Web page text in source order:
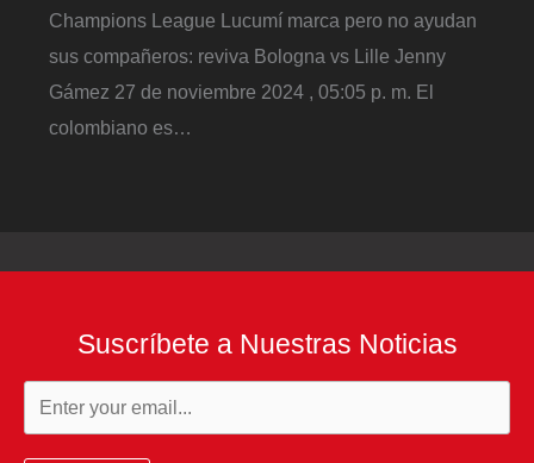
Champions League Lucumí marca pero no ayudan
sus compañeros: reviva Bologna vs Lille Jenny
Gámez 27 de noviembre 2024 , 05:05 p. m. El
colombiano es…
Suscríbete a Nuestras Noticias